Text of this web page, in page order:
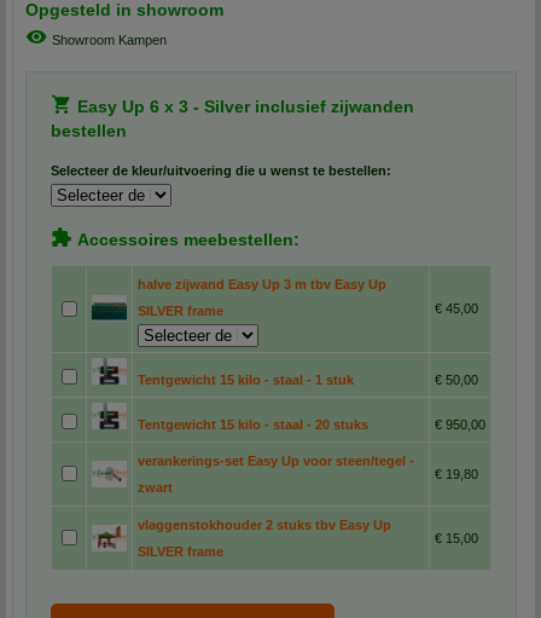
Opgesteld in showroom
Showroom Kampen
Easy Up 6 x 3 - Silver inclusief zijwanden
bestellen
Selecteer de kleur/uitvoering die u wenst te bestellen:
Accessoires meebestellen:
halve zijwand Easy Up 3 m tbv Easy Up
SILVER frame
€ 45,00
Tentgewicht 15 kilo - staal - 1 stuk € 50,00
Tentgewicht 15 kilo - staal - 20 stuks € 950,00
verankerings-set Easy Up voor steen/tegel -
zwart
€ 19,80
vlaggenstokhouder 2 stuks tbv Easy Up
SILVER frame
€ 15,00